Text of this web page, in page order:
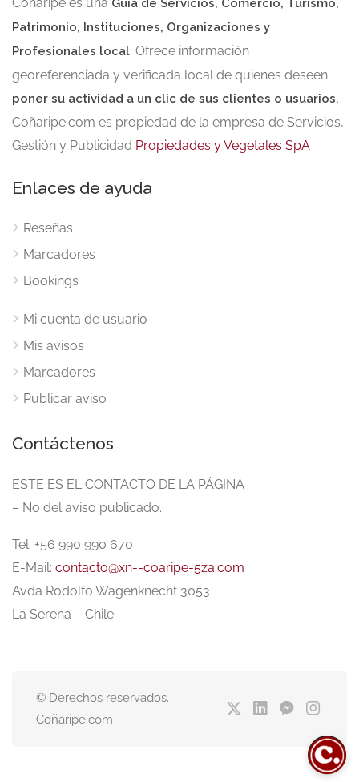
Guía de Servicios, Comercio, Turismo,
Patrimonio, Instituciones, Organizaciones y
Profesionales local. Ofrece información
georeferenciada y verificada local de quienes deseen
poner su actividad a un clic de sus clientes o usuarios.
Coñaripe.com es propiedad de la empresa de Servicios,
Gestión y Publicidad Propiedades y Vegetales SpA
Enlaces de ayuda
Reseñas
Marcadores
Bookings
Mi cuenta de usuario
Mis avisos
Marcadores
Publicar aviso
Contáctenos
ESTE ES EL CONTACTO DE LA PÁGINA
– No del aviso publicado.
Tel: +56 990 990 670
E-Mail: contacto@xn--coaripe-5za.com
Avda Rodolfo Wagenknecht 3053
La Serena – Chile
© Derechos reservados.
Coñaripe.com